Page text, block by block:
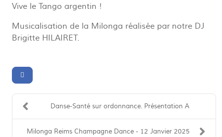
Vive le Tango argentin !
Musicalisation de la Milonga réalisée par notre DJ
Brigitte HILAIRET.
Danse-Santé sur ordonnance. Présentation A
Milonga Reims Champagne Dance - 12 Janvier 2025